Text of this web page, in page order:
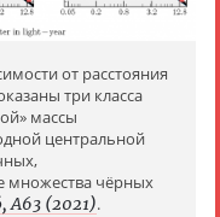
от расстояния
три класса
массы
центральной
множества чёрных
, A63 (2021).